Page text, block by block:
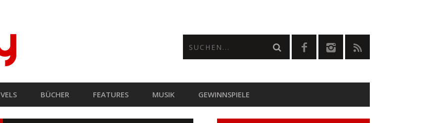
BÜCHER FEATURES MUSIK GEWINNSPIELE